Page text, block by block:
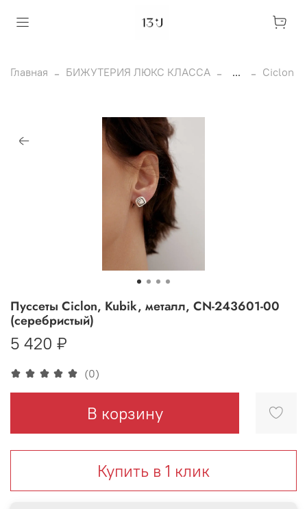
Главная БИЖУТЕРИЯ ЛЮКС КЛАССА ... Ciclon
(0)
Пуссеты Ciclon, Kubik, металл, CN-243601-00
(серебристый)
5 420 ₽
В корзину
Купить в 1 клик